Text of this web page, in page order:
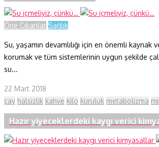
Öne Çıkanlar Sağlık
Su, yaşamın devamlılığı için en önemli
korumak ve tüm sistemlerinin uygun şekilde
su...
22 Mart 2018
çay halsizlik kahve kilo kuruluk metabolizma
Hazır yiyeceklerdeki kaygı verici